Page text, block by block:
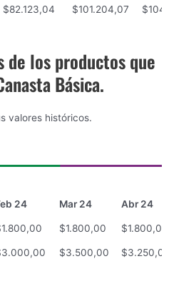
$82.123,04 $101.204,07
de los productos que
Básica.
valores históricos.
24 Mar 24
Abr 24
24 Mar 24 Abr 24
$1.800,00 $1.800,00
$3.500,00